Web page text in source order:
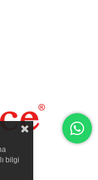
bilgi